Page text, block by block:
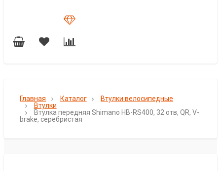
Главная Каталог
Втулки велосипедные
Втулки
Втулка передняя Shimano HB-RS400, 32 отв, QR, V-
brake, серебристая